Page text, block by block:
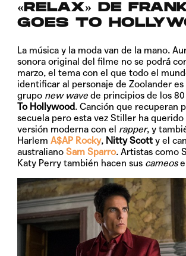
«RELAX» DE
GOES TO
La música y la moda van de la mano.
sonora original del filme no se podrá
marzo, el tema con el que todo el
identificar al personaje de Zoolander es
grupo new wave de principios de los 80
To Hollywood. Canción que recuperan
secuela pero esta vez Stiller ha querido
versión moderna con el rapper, y
HarlemA$AP Rocky, Nitty Scott y el
australianoSam Sparro. Artistas como
Katy Perry también hacen sus cameos